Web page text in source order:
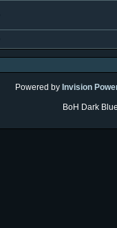
Powered by Invision
BoH Dark